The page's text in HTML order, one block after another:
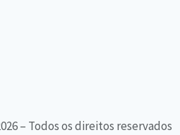
– Todos os direitos reservados